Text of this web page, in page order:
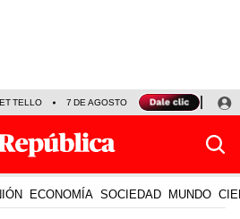
TELLO 7 DE AGOSTO TINKA RESULTADOS
ECONOMÍA SOCIEDAD MUNDO